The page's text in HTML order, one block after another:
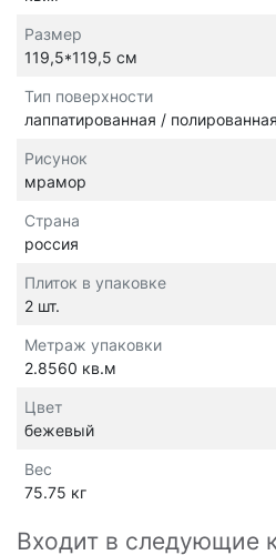
Размер
119,5*119,5 см
Тип поверхности
лаппатированная / полированная
Рисунок
мрамор
Страна
россия
Плиток в упаковке
2 шт.
Метраж упаковки
2.8560 кв.м
Цвет
бежевый
Вес
75.75 кг
Входит в следующие